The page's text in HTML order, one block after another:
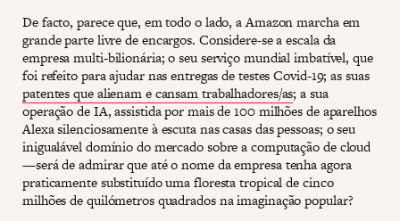
De facto, parece que, em todo o lado, a Amazon marcha em
grande parte livre de encargos. Considere-se a escala da
empresa multi-bilionária; o seu serviço mundial imbatível, que
foi refeito para ajudar nas entregas de testes Covid-19; as suas
patentes que alienam e cansam trabalhadores/as; a sua
operação de IA, assistida por mais de 100 milhões de aparelhos
Alexa silenciosamente à escuta nas casas das pessoas; o seu
inigualável domínio do mercado sobre a computação de cloud
—será de admirar que até o nome da empresa tenha agora
praticamente substituído uma floresta tropical de cinco
milhões de quilómetros quadrados na imaginação popular?